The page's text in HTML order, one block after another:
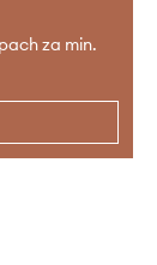
za min.